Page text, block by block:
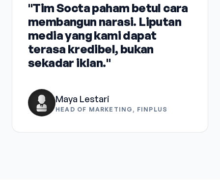
"Tim Socta paham betul cara
membangun narasi. Liputan
media yang kami dapat
terasa kredibel, bukan
sekadar iklan."
Maya Lestari
HEAD OF MARKETING, FINPLUS